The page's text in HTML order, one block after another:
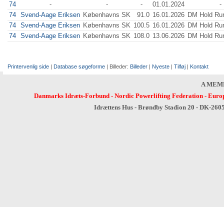
74
- - - 01.01.2024
-
74 Svend-Aage Eriksen Københavns SK 91.0 16.01.2026 DM Hold
74 Svend-Aage Eriksen Københavns SK 100.5 16.01.2026 DM Hold
74 Svend-Aage Eriksen Københavns SK 108.0 13.06.2026 DM Hold
Printervenlig side | Database søgeforme | Billeder: Billeder | Nyeste | Tilføj | Kontakt
A
Danmarks Idræts-Forbund- Nordic Powerlifting Federation-
Idrættens Hus - Brøndby Stadion 20 - DK-